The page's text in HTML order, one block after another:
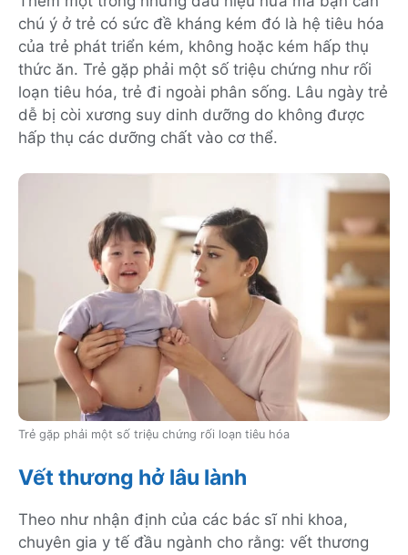
chú ý ở trẻ có sức đề kháng kém đó là hệ tiêu hóa
của trẻ phát triển kém, không hoặc kém hấp thụ
thức ăn. Trẻ gặp phải một số triệu chứng như rối
loạn tiêu hóa, trẻ đi ngoài phân sống. Lâu ngày trẻ
dễ bị còi xương suy dinh dưỡng do không được
hấp thụ các dưỡng chất vào cơ thể.
Trẻ gặp phải một số triệu chứng rối loạn tiêu hóa
Vết thương hở lâu lành
Theo như nhận định của các bác sĩ nhi khoa,
chuyên gia y tế đầu ngành cho rằng: vết thương